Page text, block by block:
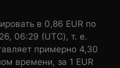
в 0,86 EUR по
06:29 (UTC), т. е.
примерно 4,30
времени, за 1 EUR